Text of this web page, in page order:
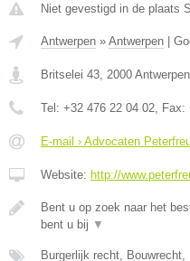
Niet gevestigd in de plaats
Antwerpen » Antwerpen
Britselei 43 2000 Antwerpen
Tel: +32 476 22 04 02 , Fax:
E-mail › Advocaten
Website: http://
Bent u op zoek naar het
bent u bij ▼
Burgerlijk recht, Bouwrecht,